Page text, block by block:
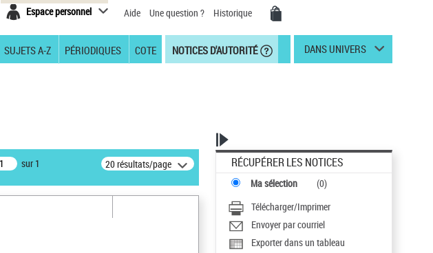
Espace personnel Aide Une question ? Historique
SUJETS A-Z PÉRIODIQUES COTE NOTICES D'AUTORITÉ DANS UNIVERS
sur 1 20 résultats/page RÉCUPÉRER LES NOTICES
Ma sélection (0)
Télécharger/Imprimer
Envoyer par courriel
Exporter dans un tableau